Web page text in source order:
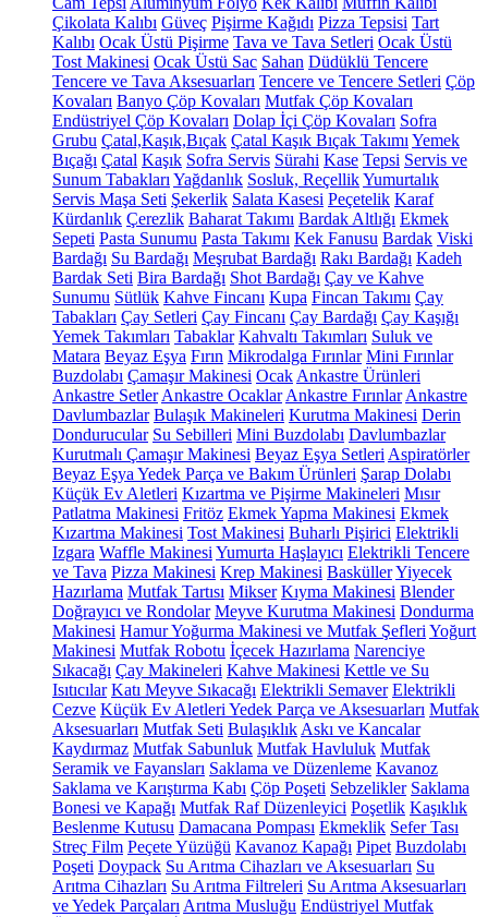
Çikolata Kalıbı Güveç Pişirme Kağıdı Pizza Tepsisi Tart
Kalıbı Ocak Üstü Pişirme Tava ve Tava Setleri Ocak Üstü
Tost Makinesi Ocak Üstü Sac Sahan Düdüklü Tencere
Tencere ve Tava Aksesuarları Tencere ve Tencere Setleri Çöp
Kovaları Banyo Çöp Kovaları Mutfak Çöp Kovaları
Endüstriyel Çöp Kovaları Dolap İçi Çöp Kovaları Sofra
Grubu Çatal,Kaşık,Bıçak Çatal Kaşık Bıçak Takımı Yemek
Bıçağı Çatal Kaşık Sofra Servis Sürahi Kase Tepsi Servis ve
Sunum Tabakları Yağdanlık Sosluk, ReçellikYumurtalık
Servis Maşa Seti Şekerlik Salata Kasesi Peçetelik Karaf
Kürdanlık Çerezlik Baharat Takımı Bardak Altlığı Ekmek
Sepeti Pasta Sunumu Pasta Takımı Kek Fanusu Bardak Viski
Bardağı Su Bardağı Meşrubat Bardağı Rakı Bardağı Kadeh
Bardak Seti Bira Bardağı Shot Bardağı Çay ve Kahve
Sunumu Sütlük Kahve Fincanı Kupa Fincan Takımı Çay
Tabakları Çay Setleri Çay Fincanı Çay Bardağı Çay Kaşığı
Yemek Takımları Tabaklar Kahvaltı Takımları Suluk ve
Matara Beyaz Eşya Fırın Mikrodalga Fırınlar Mini Fırınlar
Buzdolabı Çamaşır Makinesi Ocak Ankastre Ürünleri
Ankastre Setler Ankastre Ocaklar Ankastre Fırınlar Ankastre
Davlumbazlar Bulaşık Makineleri Kurutma Makinesi Derin
Dondurucular Su Sebilleri Mini Buzdolabı Davlumbazlar
Kurutmalı Çamaşır Makinesi Beyaz Eşya Setleri Aspiratörler
Beyaz Eşya Yedek Parça ve Bakım Ürünleri Şarap Dolabı
Küçük Ev Aletleri Kızartma ve Pişirme Makineleri Mısır
Patlatma Makinesi Fritöz Ekmek Yapma Makinesi Ekmek
Kızartma Makinesi Tost Makinesi Buharlı Pişirici Elektrikli
Izgara Waffle Makinesi Yumurta Haşlayıcı Elektrikli Tencere
ve Tava Pizza Makinesi Krep Makinesi BasküllerYiyecek
Hazırlama Mutfak Tartısı Mikser Kıyma Makinesi Blender
Doğrayıcı ve Rondolar Meyve Kurutma Makinesi Dondurma
Makinesi Hamur Yoğurma Makinesi ve Mutfak Şefleri Yoğurt
Makinesi Mutfak Robotu İçecek Hazırlama Narenciye
Sıkacağı Çay Makineleri Kahve Makinesi Kettle ve Su
Isıtıcılar Katı Meyve Sıkacağı Elektrikli Semaver Elektrikli
Cezve Küçük Ev Aletleri Yedek Parça ve Aksesuarları Mutfak
Aksesuarları Mutfak Seti Bulaşıklık Askı ve Kancalar
Kaydırmaz Mutfak Sabunluk Mutfak Havluluk Mutfak
Seramik ve Fayansları Saklama ve Düzenleme Kavanoz
Saklama ve Karıştırma Kabı Çöp Poşeti Sebzelikler Saklama
Bonesi ve Kapağı Mutfak Raf Düzenleyici Poşetlik Kaşıklık
Beslenme Kutusu Damacana Pompası Ekmeklik Sefer Tası
Streç Film Peçete Yüzüğü Kavanoz Kapağı Pipet Buzdolabı
Poşeti Doypack Su Arıtma Cihazları ve Aksesuarları Su
Arıtma Cihazları Su Arıtma Filtreleri Su Arıtma Aksesuarları
ve Yedek Parçaları Arıtma Musluğu Endüstriyel Mutfak